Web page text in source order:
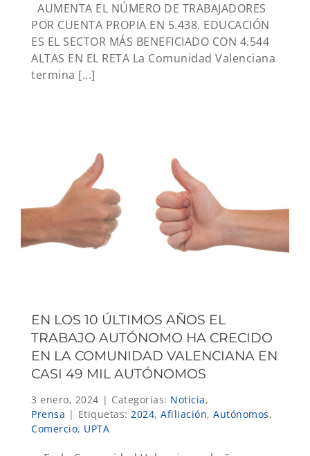
AUMENTA EL NÚMERO DE TRABAJADORES
POR CUENTA PROPIA EN 5.438. EDUCACIÓN
ES EL SECTOR MÁS BENEFICIADO CON 4.544
ALTAS EN EL RETA La Comunidad Valenciana
termina [...]
EN LOS 10 ÚLTIMOS AÑOS EL
TRABAJO AUTÓNOMO HA CRECIDO
EN LA COMUNIDAD VALENCIANA EN
CASI 49 MIL AUTÓNOMOS
3 enero, 2024 | Categorías: Noticia,
Prensa | Etiquetas: 2024, Afiliación, Autónomos,
Comercio, UPTA